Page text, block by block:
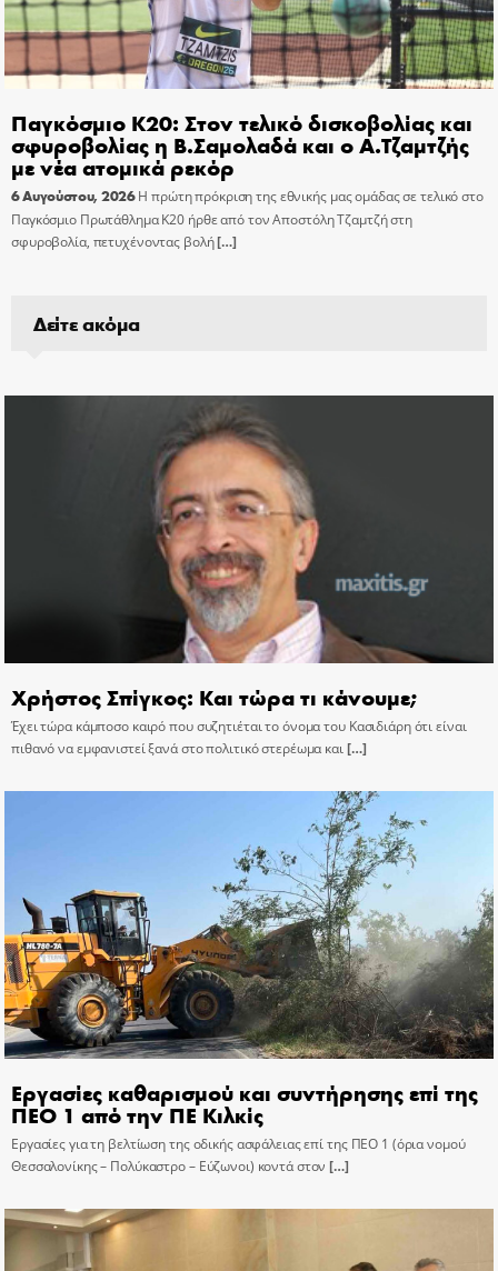
Παγκόσμιο Κ20: Στον τελικό δισκοβολίας και
σφυροβολίας η Β.Σαμολαδά και ο Α.Τζαμτζής
με νέα ατομικά ρεκόρ
6 Αυγούστου, 2026 Η πρώτη πρόκριση της εθνικής μας ομάδας σε τελικό στο
Παγκόσμιο Πρωτάθλημα Κ20 ήρθε από τον Αποστόλη Τζαμτζή στη
σφυροβολία, πετυχένοντας βολή[…]
Δείτε ακόμα
Χρήστος Σπίγκος: Και τώρα τι κάνουμε;
Έχει τώρα κάμποσο καιρό που συζητιέται το όνομα του Κασιδιάρη ότι είναι
πιθανό να εμφανιστεί ξανά στο πολιτικό στερέωμα και[…]
Εργασίες καθαρισμού και συντήρησης επί της
ΠΕΟ 1 από την ΠΕ Κιλκίς
Εργασίες για τη βελτίωση της οδικής ασφάλειας επί της ΠΕΟ 1 (όρια νομού
Θεσσαλονίκης – Πολύκαστρο – Εύζωνοι) κοντά στον […]